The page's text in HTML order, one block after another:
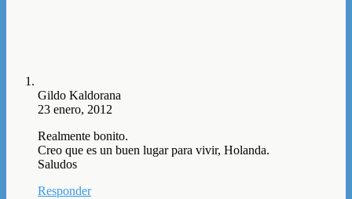
Gildo Kaldorana
23 enero, 2012
Realmente bonito.
Creo que es un buen lugar para vivir, Holanda.
Saludos
Responder